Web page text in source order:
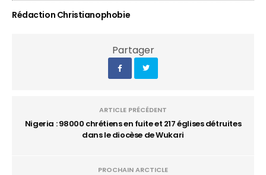
Rédaction Christianophobie
Partager
ARTICLE PRÉCÉDENT
Nigeria : 98000 chrétiens en fuite et 217 églises détruites
dans le diocèse de Wukari
PROCHAIN ARCTICLE